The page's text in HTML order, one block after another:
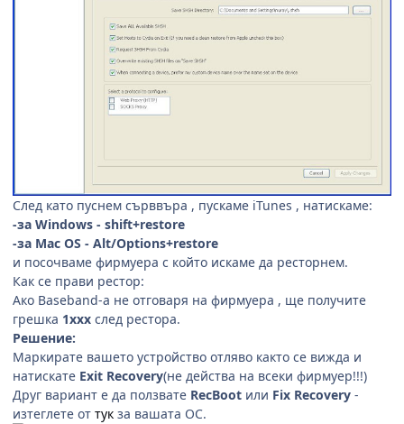
След като пуснем сърввъра , пускаме iTunes , натискаме:
-за Windows - shift+restore
-за Mac OS - Alt/Options+restore
и посочваме фирмуера с който искаме да ресторнем.
Как се прави рестор:
Ако Baseband-а не отговаря на фирмуера , ще получите
грешка 1ххх след рестора.
Решение:
Маркирате вашето устройство отляво както се вижда и
натискате Exit Recovery(не действа на всеки фирмуер!!!)
Друг вариант е да ползвате RecBoot или Fix Recovery -
изтеглете от тук за вашата ОС.